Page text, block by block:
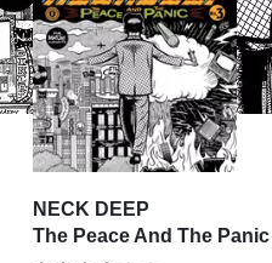
NECK DEEP
The Peace And The Panic